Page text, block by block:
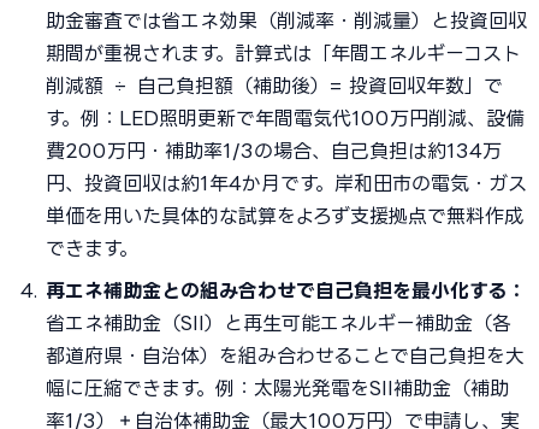
助金審査では省エネ効果（削減率・削減量）と投資回収
期間が重視されます。計算式は「年間エネルギーコスト
削減額 ÷ 自己負担額（補助後）= 投資回収年数」で
す。例：LED照明更新で年間電気代100万円削減、設備
費200万円・補助率1/3の場合、自己負担は約134万
円、投資回収は約1年4か月です。岸和田市の電気・ガス
単価を用いた具体的な試算をよろず支援拠点で無料作成
できます。
再エネ補助金との組み合わせで自己負担を最小化する：
省エネ補助金（SII）と再生可能エネルギー補助金（各
都道府県・自治体）を組み合わせることで自己負担を大
幅に圧縮できます。例：太陽光発電をSII補助金（補助
率1/3）＋自治体補助金（最大100万円）で申請し、実